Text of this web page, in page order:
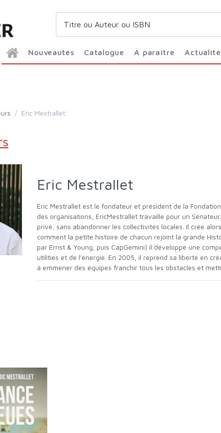
Nouveautés Catalogue À paraître
/ Eric Mestrallet
Eric Mestrallet
Éric Mestrallet est le fondateur et président de la Fondation Espérance banlieues. Après des études d'ingénieur et un DEA généraliste de gestion
des organisations, EricMestrallet travaille pour un
privé, sans abandonner les collectivités locales. Il crée
comment la petite histoire de chacun rejoint la grande
par Ernst & Young, puis CapGemini) il développe une
utilities et de l'énergie. En 2005, il reprend sa liberté en
à emmener des équipes franchir tous les obstacles et